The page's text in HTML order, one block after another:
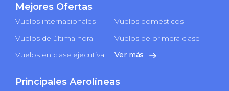
Mejores Ofertas
Vuelos internacionales
Vuelos domésticos
Vuelos de última hora
Vuelos de primera clase
Vuelos en clase ejecutiva
Ver más
Principales Aerolíneas